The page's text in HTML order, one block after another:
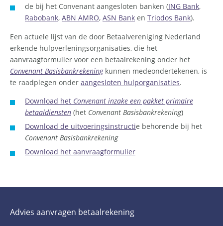
de bij het Convenant aangesloten banken (ING Bank,
Rabobank, ABN AMRO, ASN Bank en Triodos Bank).
Een actuele lijst van de door Betaalvereniging Nederland
erkende hulpverleningsorganisaties, die het
aanvraagformulier voor een betaalrekening onder het
Convenant Basisbankrekeningkunnen medeondertekenen, is
te raadplegen onder aangesloten hulporganisaties.
Download het Convenant inzake een pakket primaire
betaaldiensten (het Convenant Basisbankrekening)
Download de uitvoeringsinstructie behorende bij het
Convenant Basisbankrekening
Download het aanvraagformulier
Advies aanvragen betaalrekening